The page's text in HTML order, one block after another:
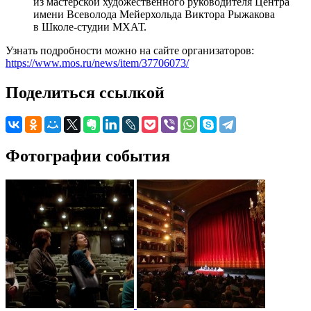
имени Всеволода Мейерхольда Виктора Рыжакова
в Школе-студии МХАТ.
Узнать подробности можно на сайте организаторов:
https://www.mos.ru/news/item/37706073/
Поделиться ссылкой
Фотографии события